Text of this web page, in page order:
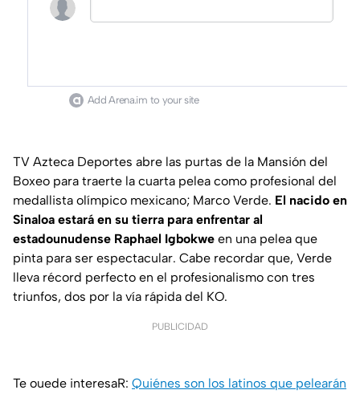
Add Arena.im to your site
TV Azteca Deportes abre las purtas de la Mansión del
Boxeo para traerte la cuarta pelea como profesional del
medallista olímpico mexicano; Marco Verde. El nacido en
Sinaloa estará en su tierra para enfrentar al
estadounudense Raphael Igbokwe en una pelea que
pinta para ser espectacular. Cabe recordar que, Verde
lleva récord perfecto en el profesionalismo con tres
triunfos, dos por la vía rápida del KO.
PUBLICIDAD
Te ouede interesaR: Quiénes son los latinos que pelearán